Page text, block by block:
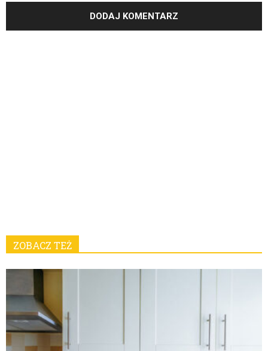
ZOBACZ TEŻ